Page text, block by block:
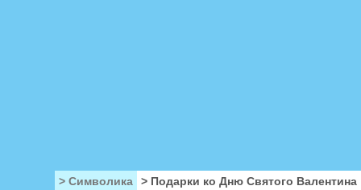
> Символика > Подарки ко Дню Святого Валентина